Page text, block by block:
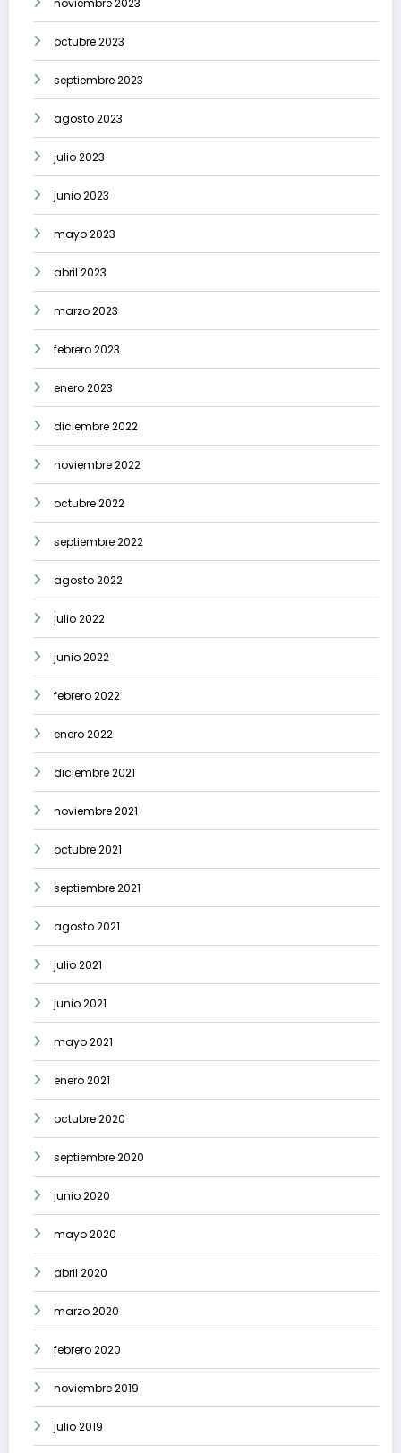
noviembre 2023
octubre 2023
septiembre 2023
agosto 2023
julio 2023
junio 2023
mayo 2023
abril 2023
marzo 2023
febrero 2023
enero 2023
diciembre 2022
noviembre 2022
octubre 2022
septiembre 2022
agosto 2022
julio 2022
junio 2022
febrero 2022
enero 2022
diciembre 2021
noviembre 2021
octubre 2021
septiembre 2021
agosto 2021
julio 2021
junio 2021
mayo 2021
enero 2021
octubre 2020
septiembre 2020
junio 2020
mayo 2020
abril 2020
marzo 2020
febrero 2020
noviembre 2019
julio 2019